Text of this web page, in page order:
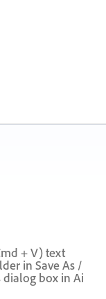
+ V) text
in Save As /
dialog box in Ai